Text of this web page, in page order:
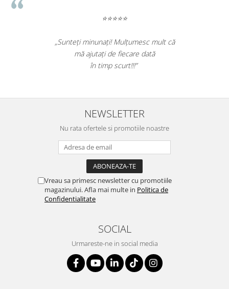
Ergnonomice
Boxe portabile
Tehnica si mobilier pentru birou
Folii laminare
Ghilotine și Trimmere
Calculatoare de birou
Distrugatoare documente
Cosuri de gunoi pentru birou
Scaune, birouri si produse
ergonomice
Protocol si HORECA
Apa si bauturi racoritoare
Cafea, ceai, zahar, lapte
„Sunteți minunați! Mulțumesc mult că
mă ajutați de fiecare dată
în timp scurt!!!”
NEWSLETTER
Nu rata ofertele si promotiile noastre
Vreau sa primesc newsletter cu promotiile
magazinului. Afla mai multe in Politica de
Confidentialitate
SOCIAL
Urmareste-ne in social media